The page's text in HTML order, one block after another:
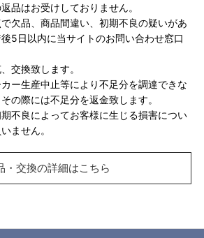
品はお受けしておりません。
欠品、商品間違い、初期不良の疑いがあ
5日以内に当サイトのお問い合わせ窓口
交換致します。
ー生産中止等により不足分を調達できな
の際には不足分を返金致します。
不良によってお客様に生じる損害につい
ません。
・交換の詳細はこちら